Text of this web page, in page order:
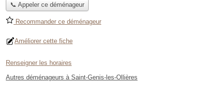
📞 Appeler ce déménageur
Recommander ce déménageur
Améliorer cette fiche
Renseigner les horaires
Autres déménageurs à Saint-Genis-les-Ollières